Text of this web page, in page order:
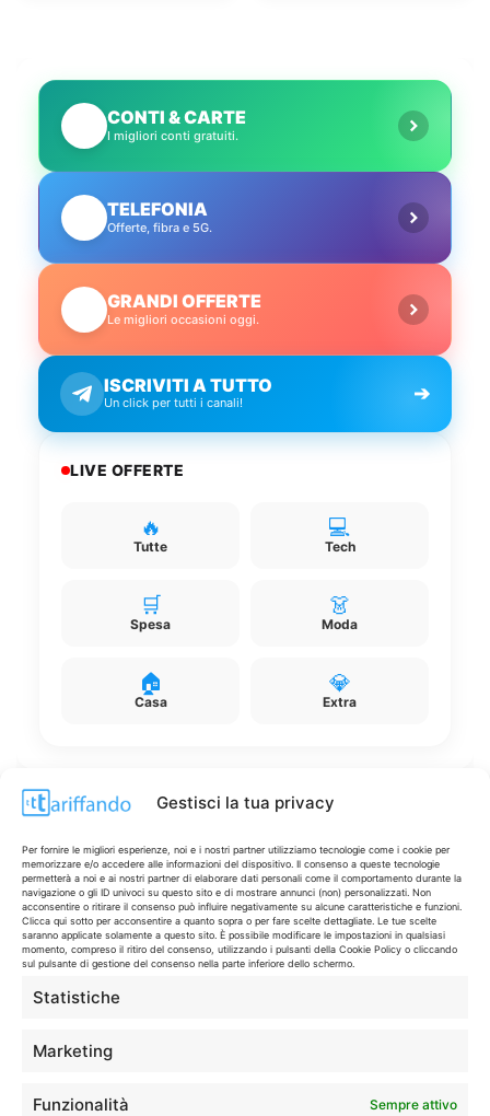
Gestisci la tua privacy
Per fornire le migliori esperienze, noi e i nostri partner utilizziamo tecnologie come i cookie per
memorizzare e/o accedere alle informazioni del dispositivo. Il consenso a queste tecnologie
permetterà a noi e ai nostri partner di elaborare dati personali come il comportamento durante la
navigazione o gli ID univoci su questo sito e di mostrare annunci (non) personalizzati. Non
acconsentire o ritirare il consenso può influire negativamente su alcune caratteristiche e funzioni.
Clicca qui sotto per acconsentire a quanto sopra o per fare scelte dettagliate. Le tue scelte
saranno applicate solamente a questo sito. È possibile modificare le impostazioni in qualsiasi
momento, compreso il ritiro del consenso, utilizzando i pulsanti della Cookie Policy o cliccando
sul pulsante di gestione del consenso nella parte inferiore dello schermo.
Statistiche
Marketing
Funzionalità Sempre attivo
CONTI & CARTE
I migliori conti gratuiti.
TELEFONIA
Offerte, fibra e 5G.
GRANDI OFFERTE
Le migliori occasioni oggi.
ISCRIVITI A TUTTO
Un click per tutti i canali! ➔
LIVE OFFERTE
🔥
Tutte
💻
Tech
🛒
Spesa
👗
Moda
🏠
Casa
💎
Extra
Disclaimer
I marchi citati appartengono ai rispettivi proprietari. Le offerte
segnalate possono subire variazioni: verifica sempre le condizioni
sui siti ufficiali.
guadagno dagli acquisti idonei.